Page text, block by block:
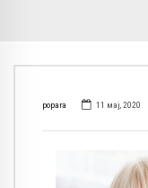
popara 11 мај, 2020